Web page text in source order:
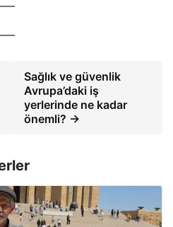
Sağlık ve güvenlik
Avrupa’daki iş
yerlerinde ne kadar
önemli? →